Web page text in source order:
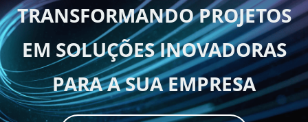
TRANSFORMANDO PROJETOS
EM SOLUÇÕES INOVADORAS
PARA A SUA EMPRESA